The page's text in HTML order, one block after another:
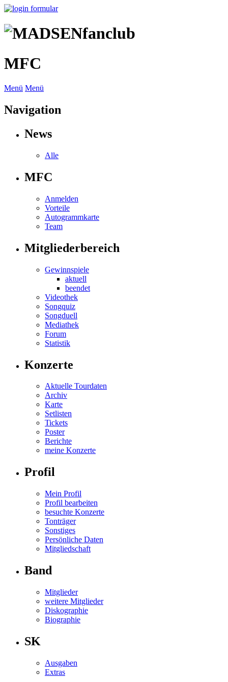
MFC
Menü Menü
Navigation
News
Alle
MFC
Anmelden
Vorteile
Autogrammkarte
Team
Mitgliederbereich
Gewinnspiele
aktuell
beendet
Videothek
Songquiz
Songduell
Mediathek
Forum
Statistik
Konzerte
Aktuelle Tourdaten
Archiv
Karte
Setlisten
Tickets
Poster
Berichte
meine Konzerte
Profil
Mein Profil
Profil bearbeiten
besuchte Konzerte
Tonträger
Sonstiges
Persönliche Daten
Mitgliedschaft
Band
Mitglieder
weitere Mitglieder
Diskographie
Biographie
SK
Ausgaben
Extras